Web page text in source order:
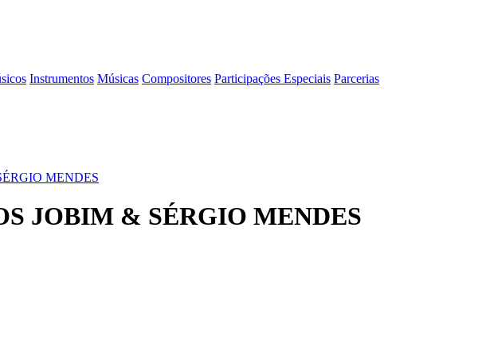
Instrumentos Músicas Compositores Participações Especiais Parcerias
MENDES
JOBIM & SÉRGIO MENDES